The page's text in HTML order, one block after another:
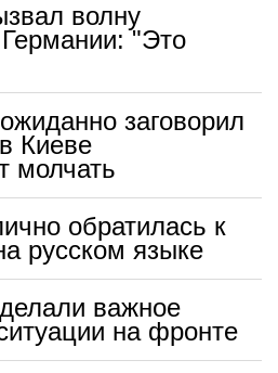
волну
"Это
заговорил
Киеве
молчать
обратилась к
русском языке
важное
на фронте